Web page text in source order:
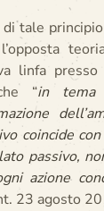
tale
linfa
“in tema
coincide
passivo,
azione
23 agosto